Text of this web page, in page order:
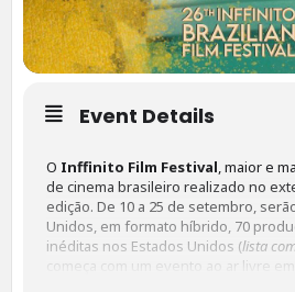
Event Details
O Inffinito Film Festival , maior e
de cinema brasileiro realizado no
edição. De 10 a 25 de setembro,
Unidos, em formato híbrido, 70
inéditas nos Estados Unidos (lista
começa com um evento ao ar livre